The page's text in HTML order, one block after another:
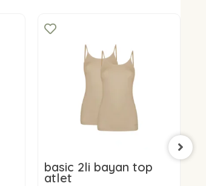
basic 2li bayan top
atlet